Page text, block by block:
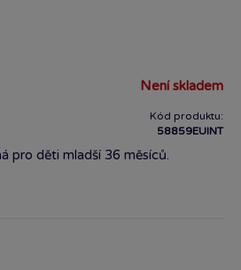
není skladem
Kód produktu:
58859EUINT
pro děti mladší 36 měsíců.
mohou být vdechnuty nebo
se základními požadavky na